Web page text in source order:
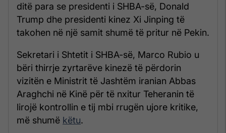
ditë para se presidenti i SHBA-së, Donald
Trump dhe presidenti kinez Xi Jinping të
takohen në një samit shumë të pritur në Pekin.
Sekretari i Shtetit i SHBA-së, Marco Rubio u
bëri thirrje zyrtarëve kinezë të përdorin
vizitën e Ministrit të Jashtëm iranian Abbas
Araghchi në Kinë për të nxitur Teheranin të
lirojë kontrollin e tij mbi rrugën ujore kritike,
më shumë këtu.